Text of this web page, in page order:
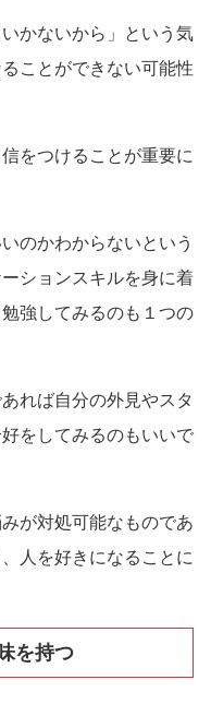
かないから」という気
ことができない可能性
をつけることが重要に
のかわからないという
ションスキルを身に着
強してみるのも１つの
れば自分の外見やスタ
をしてみるのもいいで
が対処可能なものであ
人を好きになることに
を持つ